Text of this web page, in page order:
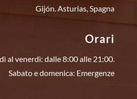
Gijón. Asturias, Spagna
Orari
al venerdì: dalle 8:00 alle 21:00.
Sabato e domenica: Emergenze